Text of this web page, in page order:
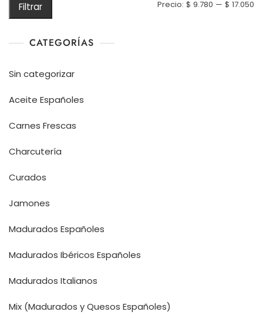
Filtrar Precio: $ 9.780 — $ 17.050
CATEGORÍAS
Sin categorizar
Aceite Españoles
Carnes Frescas
Charcutería
Curados
Jamones
Madurados Españoles
Madurados Ibéricos Españoles
Madurados Italianos
Mix (Madurados y Quesos Españoles)